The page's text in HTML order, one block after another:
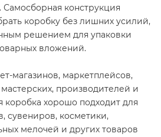
конструкция
коробку без лишних усилий,
решением для упаковки
вложений.
магазинов, маркетплейсов,
производителей и
коробка хорошо подходит для
сувениров, косметики,
мелочей и других товаров